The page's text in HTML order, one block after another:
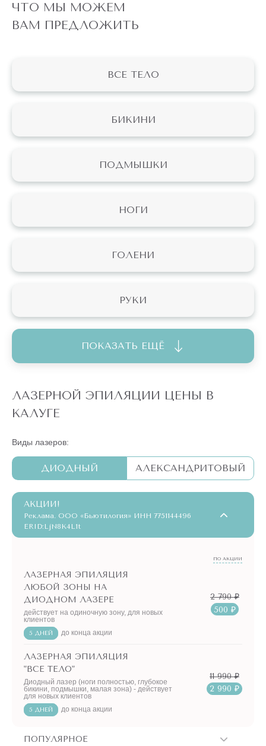
ЧТО МЫ МОЖЕМ
ВАМ ПРЕДЛОЖИТЬ
ВСЕ ТЕЛО
БИКИНИ
ПОДМЫШКИ
НОГИ
ГОЛЕНИ
РУКИ
ПОКАЗАТЬ ЕЩЁ
ЛАЗЕРНОЙ ЭПИЛЯЦИИ ЦЕНЫ В
КАЛУГЕ
Виды лазеров:
ДИОДНЫЙ АЛЕКСАНДРИТОВЫЙ
АКЦИИ!
Реклама. ООО «Бьютилогия» ИНН 7751144496
ERID:LjN8K4L1t
ПО АКЦИИ
ЛАЗЕРНАЯ ЭПИЛЯЦИЯ
ЛЮБОЙ ЗОНЫ НА
ДИОДНОМ ЛАЗЕРЕ
действует на одиночную зону, для новых
клиентов
5 ДНЕЙ до конца акции
2 790 ₽
500 ₽
ЛАЗЕРНАЯ ЭПИЛЯЦИЯ
"ВСЕ ТЕЛО"
Диодный лазер (ноги полностью, глубокое
бикини, подмышки, малая зона) - действует
для новых клиентов
5 ДНЕЙ до конца акции
11 990 ₽
2 990 ₽
ПОПУЛЯРНОЕ